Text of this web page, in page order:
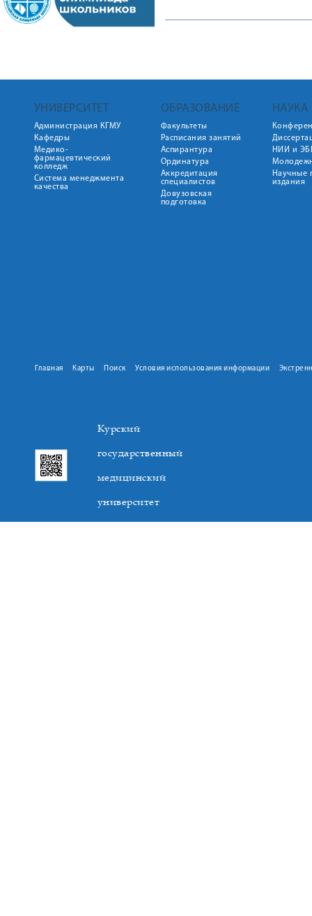
УНИВЕРСИТЕТ
Администрация КГМУ
Кафедры
Медико-
фармацевтический
колледж
Система менеджмента
качества
ОБРАЗОВАНИЕ
Факультеты
Расписания занятий
Аспирантура
Ординатура
Аккредитация
специалистов
Довузовская
подготовка
НАУКА
НИИ и
Научные
издания
Главная Карты Поиск Условия использования информации
Курский
государственный
медицинский
университет